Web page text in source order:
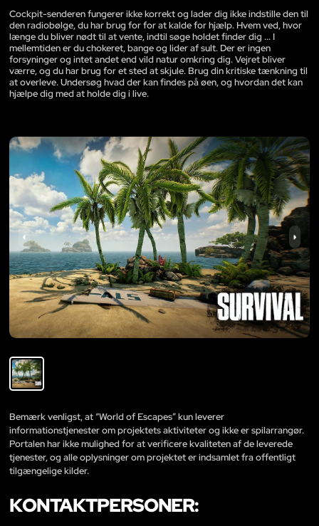
Cockpit-senderen fungerer ikke korrekt og lader dig ikke indstille den til
den radiobølge, du har brug for for at kalde for hjælp. Hvem ved, hvor
længe du bliver nødt til at vente, indtil søge holdet finder dig ... I
mellemtiden er du chokeret, bange og lider af sult. Der er ingen
forsyninger og intet andet end vild natur omkring dig. Vejret bliver
værre, og du har brug for et sted at skjule. Brug din kritiske tænkning til
at overleve. Undersøg hvad der kan findes på øen, og hvordan det kan
hjælpe dig med at holde dig i live.
Bemærk venligst, at “World of Escapes” kun leverer
informationstjenester om projektets aktiviteter og ikke er spilarrangør.
Portalen har ikke mulighed for at verificere kvaliteten af de leverede
tjenester, og alle oplysninger om projektet er indsamlet fra offentligt
tilgængelige kilder.
KONTAKTPERSONER: